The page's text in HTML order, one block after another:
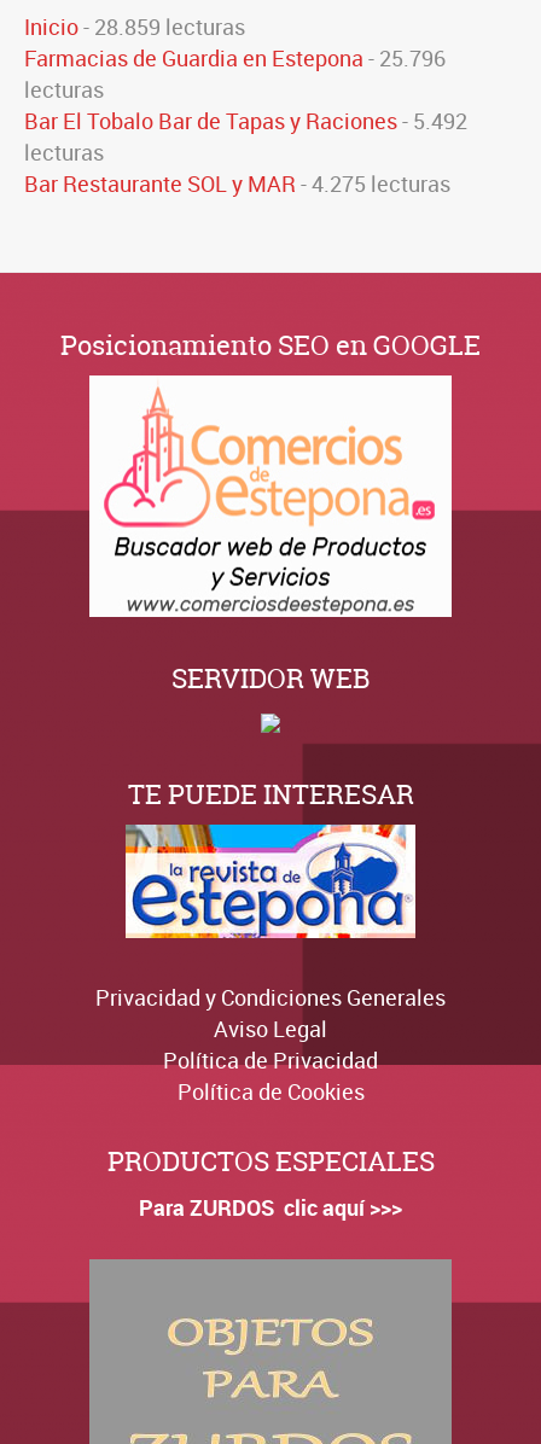
Inicio- 28.859 lecturas
Farmacias de Guardia en Estepona - 25.796
lecturas
Bar El Tobalo Bar de Tapas y Raciones- 5.492
lecturas
Bar Restaurante SOL y MAR - 4.275 lecturas
Posicionamiento SEO en GOOGLE
SERVIDOR WEB
TE PUEDE INTERESAR
Privacidad y Condiciones Generales
Aviso Legal
Política de Privacidad
Política de Cookies
PRODUCTOS ESPECIALES
Para ZURDOS clic aquí >>>